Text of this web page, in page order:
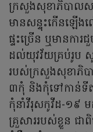
ក្រសួងសុខាភិបាលសង្
មានសន្ទុះកើនឡើង
ផ្ទះច្រើន ឬមានកា
ដល់យុវវ័យគ្រប់រូប
របស់ក្រសួងសុខាភិបា
៣កុំ និងកុំទៅកាន់ទីតាំ
កុំនាំវីរុសកូវីដ-១៩ ម
គ្រួសាររបស់ខ្លួន ជ